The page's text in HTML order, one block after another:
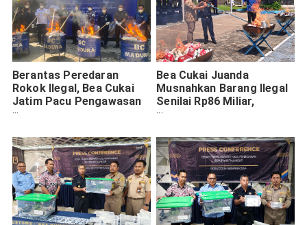
Berantas Peredaran
Rokok Ilegal, Bea Cukai
Jatim Pacu Pengawasan
Terintegrasi
Bea Cukai Juanda
Musnahkan Barang Ilegal
Senilai Rp86 Miliar,
Lindungi Masyarakat dari